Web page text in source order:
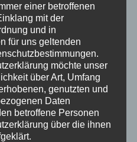
und
behalten, der
Weise bereichert
Persönlichkeit werden
Erinnerung weiterleben.
Familie und seinen
Ihnen viel Kraft in
einer betroffenen
mit der
und in
für uns geltenden
möchte unser
über Art, Umfang
genutzten und
Daten
betroffene Personen
über die ihnen